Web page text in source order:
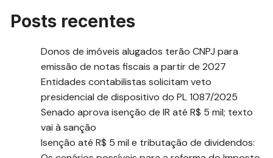
Posts recentes
Donos de imóveis alugados terão CNPJ para
emissão de notas fiscais a partir de 2027
Entidades contabilistas solicitam veto
presidencial de dispositivo do PL 1087/2025
Senado aprova isenção de IR até R$ 5 mil; texto
vai à sanção
Isenção até R$ 5 mil e tributação de dividendos: